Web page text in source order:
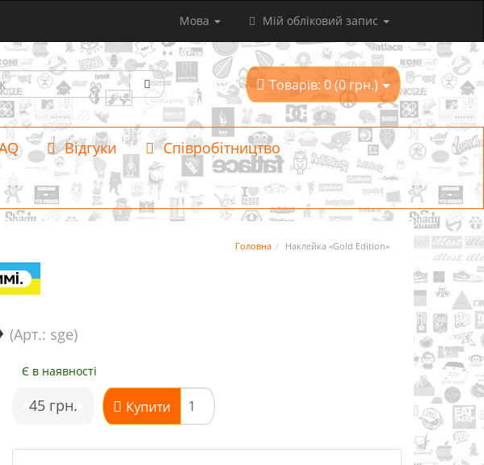
Мова Мій обліковий запис
Товарів: 0 (0 грн.)
Відгуки Співробітництво
Головна Наклейка «Gold Edition»
(Арт.: sge)
Є в наявності
•45 грн. Купити